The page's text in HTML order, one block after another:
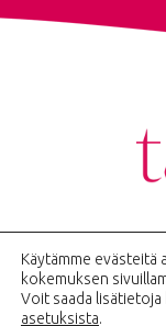
Käytämme evästeitä
kokemuksen
Voit saada lisätietoja
asetuksista.